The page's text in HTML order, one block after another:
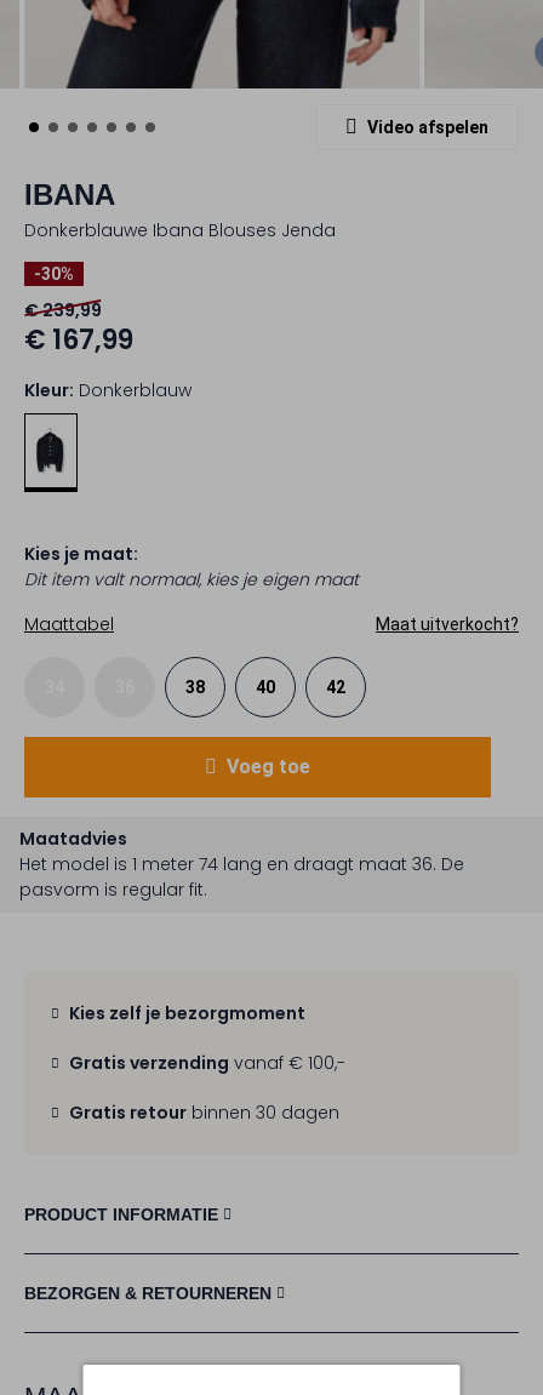
Video afspelen
IBANA
Donkerblauwe Ibana Blouses Jenda
-30%
€ 239,99
€ 167,99
Kleur: Donkerblauw
Kies je maat:
Dit item valt normaal, kies je eigen maat
Maattabel
Maat uitverkocht?
38 40 42
Voeg toe
Maatadvies
Het model is 1 meter 74 lang en draagt maat 36. De
pasvorm is regular fit.
Kies zelf je bezorgmoment
Gratis verzending vanaf € 100,-
Gratis retour binnen 30 dagen
PRODUCT INFORMATIE
BEZORGEN & RETOURNEREN